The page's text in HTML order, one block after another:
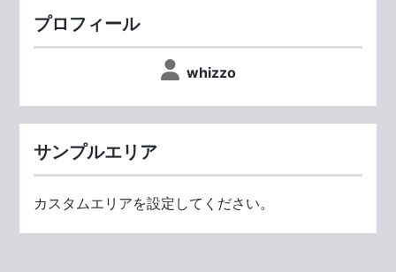
プロフィール
whizzo
サンプルエリア
カスタムエリアを設定してください。